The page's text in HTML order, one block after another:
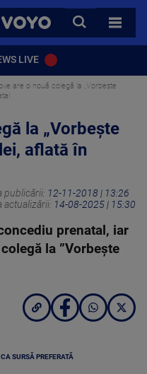
VOYO
CAUTA
TOATE
LIVE
are o nouă colegă la „Vorbește
la „Vorbește
aflată în
publicării: 12-11-2018 | 13:26
actualizării: 14-08-2025 | 15:30
prenatal, iar
la ”Vorbește
SURSĂ PREFERATĂ